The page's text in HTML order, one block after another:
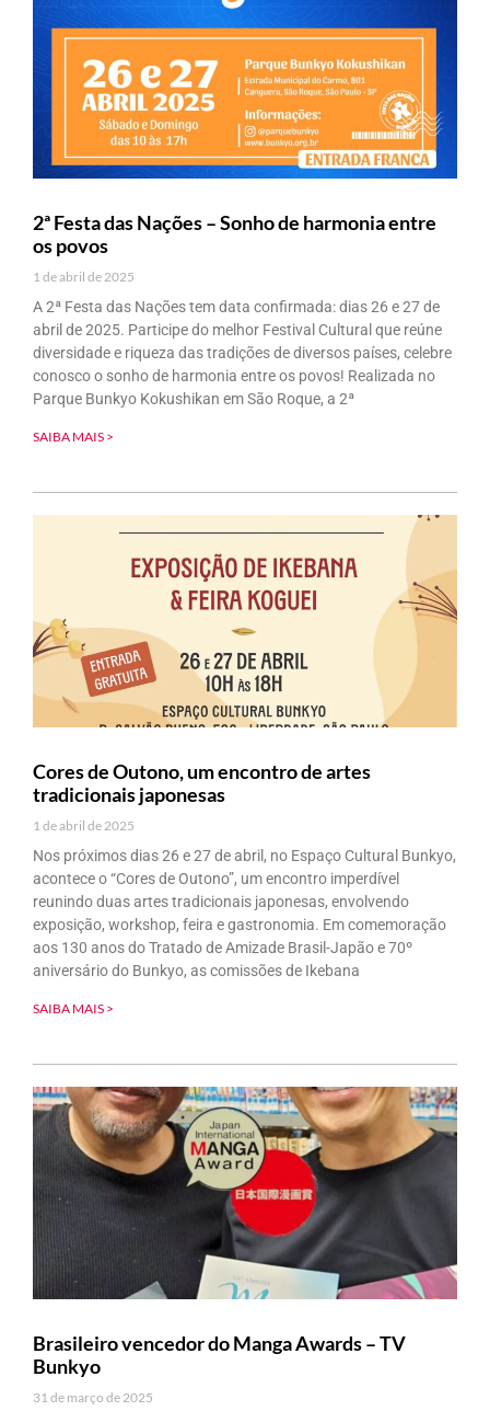
2ª Festa das Nações – Sonho de harmonia entre
os povos
1 de abril de 2025
A 2ª Festa das Nações tem data confirmada: dias 26 e 27 de
abril de 2025. Participe do melhor Festival Cultural que reúne
diversidade e riqueza das tradições de diversos países, celebre
conosco o sonho de harmonia entre os povos! Realizada no
Parque Bunkyo Kokushikan em São Roque, a 2ª
SAIBA MAIS >
Cores de Outono, um encontro de artes
tradicionais japonesas
1 de abril de 2025
Nos próximos dias 26 e 27 de abril, no Espaço Cultural Bunkyo,
acontece o “Cores de Outono”, um encontro imperdível
reunindo duas artes tradicionais japonesas, envolvendo
exposição, workshop, feira e gastronomia. Em comemoração
aos 130 anos do Tratado de Amizade Brasil-Japão e 70º
aniversário do Bunkyo, as comissões de Ikebana
SAIBA MAIS >
Brasileiro vencedor do Manga Awards – TV
Bunkyo
31 de março de 2025